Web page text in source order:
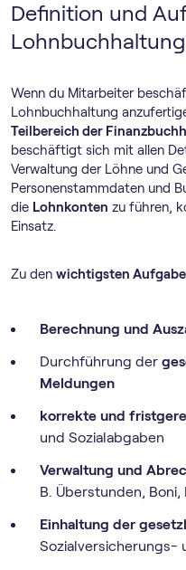
Definition und
Lohnbuchhaltung
Wenn du Mitarbeiter
Lohnbuchhaltung
Teilbereich der
beschäftigt sich mit allen
Verwaltung der Löhne und
Personenstammdaten und
die Lohnkonten zu führen,
Einsatz.
Zu den wichtigsten
Berechnung und
Durchführung der
Meldungen
korrekte und
und Sozialabgaben
Verwaltung und
B. Überstunden, Boni,
Einhaltung der
Sozialversicherungs-